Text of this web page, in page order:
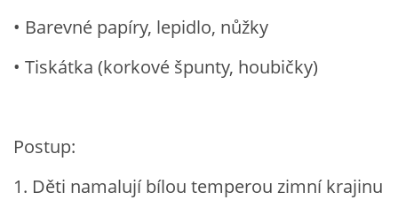
VZDĚLÁVACÍ BLOK PROSINEC
• Barevné papíry, lepidlo, nůžky
• Tiskátka (korkové špunty, houbičky)
Postup:
1. Děti namalují bílou temperou zimní krajinu